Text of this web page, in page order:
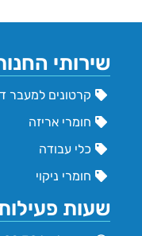
שירותי
קרטונים למעבר
חומרי אריזה
כלי עבודה
חומרי ניקוי
שעות